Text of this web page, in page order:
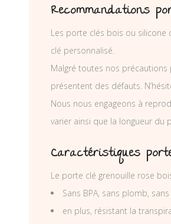
Recommandations
Les porte clés bois ou silicone
clé personnalisé.
Malgré toutes nos
présentent des défauts.
Nous nous engageons à
varier ainsi que la longueur du
Caractéristiques
Le porte clé grenouille rose
Sans BPA, sans plomb,
en plus, résistant la